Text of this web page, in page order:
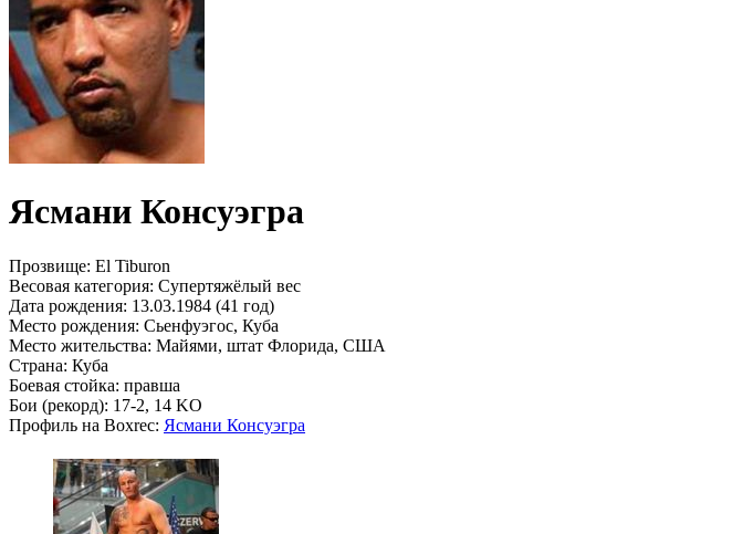
Ясмани Консуэгра
Прозвище: El Tiburon
Весовая категория: Супертяжёлый вес
Дата рождения: 13.03.1984 (41 год)
Место рождения: Сьенфуэгос, Куба
Место жительства: Майями, штат Флорида, США
Страна: Куба
Боевая стойка: правша
Бои (рекорд): 17-2, 14 KO
Профиль на Boxrec: Ясмани Консуэгра